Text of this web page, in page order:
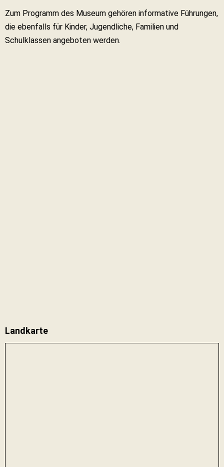
Zum Programm des Museum gehören informative Führungen,
die ebenfalls für Kinder, Jugendliche, Familien und
Schulklassen angeboten werden.
Landkarte